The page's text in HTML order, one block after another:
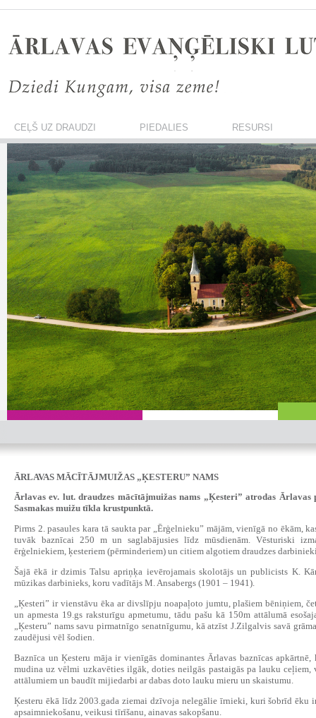
CEĻŠ UZ DRAUDZI PIEDALIES RESURSI
ĀRLAVAS MĀCĪTĀJMUIŽAS „ĶESTERU” NAMS
Ārlavas ev. lut. draudzes mācītājmuižas nams „Ķesteri” atrodas Ārlavas
Sasmakas muižu tīkla krustpunktā.
Pirms 2. pasaules kara tā saukta par „Ērģelnieku” mājām, vienīgā no ēkām,
tuvāk baznīcai 250 m un saglabājusies līdz mūsdienām. Vēsturiski
ērģelniekiem, ķesteriem (pērminderiem) un citiem algotiem draudzes
Šajā ēkā ir dzimis Talsu apriņķa ievērojamais skolotājs un publicists K.
mūzikas darbinieks, koru vadītājs M. Ansabergs (1901 – 1941).
„Ķesteri” ir vienstāvu ēka ar divslīpju noapaļoto jumtu, plašiem bēniņiem,
un apmesta 19.gs raksturīgu apmetumu, tādu pašu kā 150m attālumā
„Ķesteru” nams savu pirmatnīgo senatnīgumu, kā atzīst J.Zilgalvis savā
zaudējusi vēl šodien.
Baznīca un Ķesteru māja ir vienīgās dominantes Ārlavas baznīcas
mudina uz vēlmi uzkavēties ilgāk, doties neilgās pastaigās pa lauku
attālumiem un baudīt mijiedarbi ar dabas doto lauku mieru un skaistumu.
Ķesteru ēkā līdz 2003.gada ziemai dzīvoja nelegālie īrnieki, kuri šobrīd ēku
apsaimniekošanu, veikusi tīrīšanu, ainavas sakopšanu.